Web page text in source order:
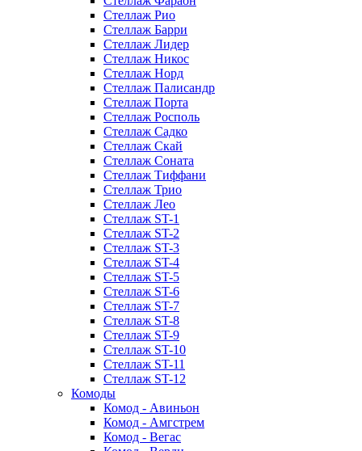
Стеллаж Рио
Стеллаж Барри
Стеллаж Лидер
Стеллаж Никос
Стеллаж Норд
Стеллаж Палисандр
Стеллаж Порта
Стеллаж Росполь
Стеллаж Садко
Стеллаж Скай
Стеллаж Соната
Стеллаж Тиффани
Стеллаж Трио
Стеллаж Лео
Стеллаж ST-1
Стеллаж ST-2
Стеллаж ST-3
Стеллаж ST-4
Стеллаж ST-5
Стеллаж ST-6
Стеллаж ST-7
Стеллаж ST-8
Стеллаж ST-9
Стеллаж ST-10
Стеллаж ST-11
Стеллаж ST-12
Комоды
Комод - Авиньон
Комод - Амгстрем
Комод - Вегас